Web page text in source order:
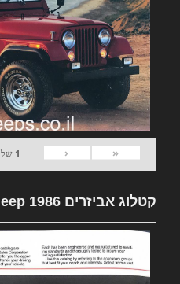
«
‹
1 של
קטלוג אביזרים Jeep 1986